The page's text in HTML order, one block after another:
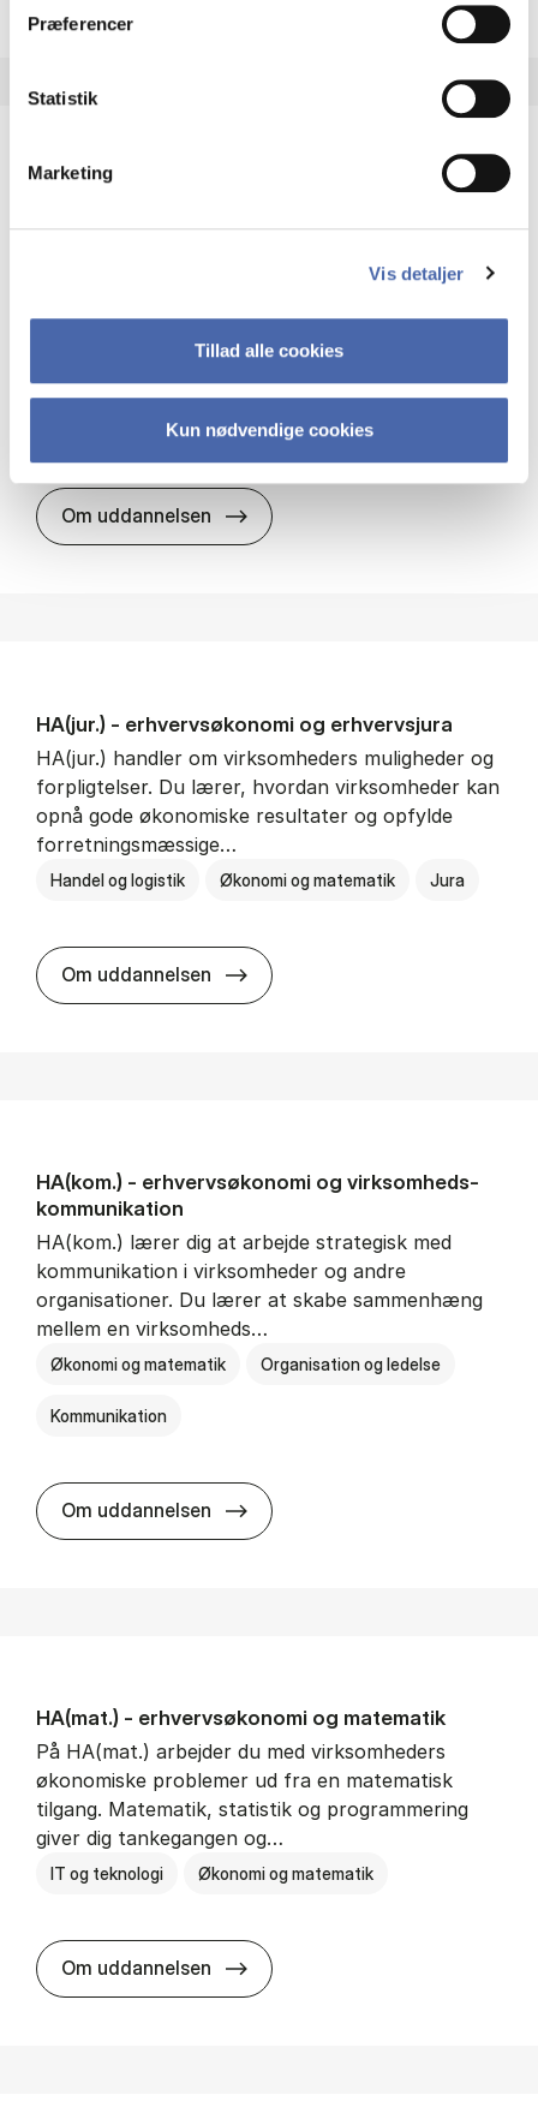
Præferencer
Statistik
Marketing
Vis detaljer
Tillad alle cookies
Kun nødvendige cookies
HA(it.) - erhvervs­økonomi og informations­
virksomheders muligheder og udfordringer inden
Organisation og ledelse
Om uddannelsen HA(it.) - erhvervs­økonomi og
HA(jur.) - erhvervs­økonomi og erhvervs­jura
HA(jur.) handler om virksomheders muligheder og
forpligtelser. Du lærer, hvordan virksomheder kan
opnå gode økonomiske resultater og opfylde
forretningsmæssige…
Handel og logistik Økonomi og matematik Jura
Om uddannelsen HA(jur.) - erhvervs­økonomi og
HA(kom.) - erhvervs­økonomi og virksomheds­
kommunikation
HA(kom.) lærer dig at arbejde strategisk med
kommunikation i virksomheder og andre
organisationer. Du lærer at skabe sammenhæng
mellem en virksomheds…
Økonomi og matematik Organisation og ledelse
Kommunikation
Om uddannelsen HA(kom.) - erhvervs­økonomi
HA(mat.) - erhvervs­økonomi og ma­te­ma­tik
På HA(mat.) arbejder du med virksomheders
økonomiske problemer ud fra en matematisk
tilgang. Matematik, statistik og programmering
giver dig tankegangen og…
IT og teknologi Økonomi og matematik
Om uddannelsen HA(mat.) - erhvervs­økonomi og